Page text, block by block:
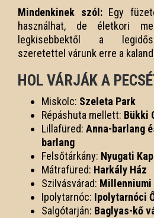
Mindenkinek szól: Egy
használhat, de életkori
legkisebbektől a
szeretettel várunk erre a
HOL VÁRJÁK A
Miskolc: Szeleta Park
Répáshuta mellett: Bükki
Lillafüred: Anna-barlang
barlang
Felsőtárkány: Nyugati
Mátrafüred: Harkály Ház
Szilvásvárad:
Ipolytarnóc: Ipolytarnóci
Salgótarján: Baglyas-kő